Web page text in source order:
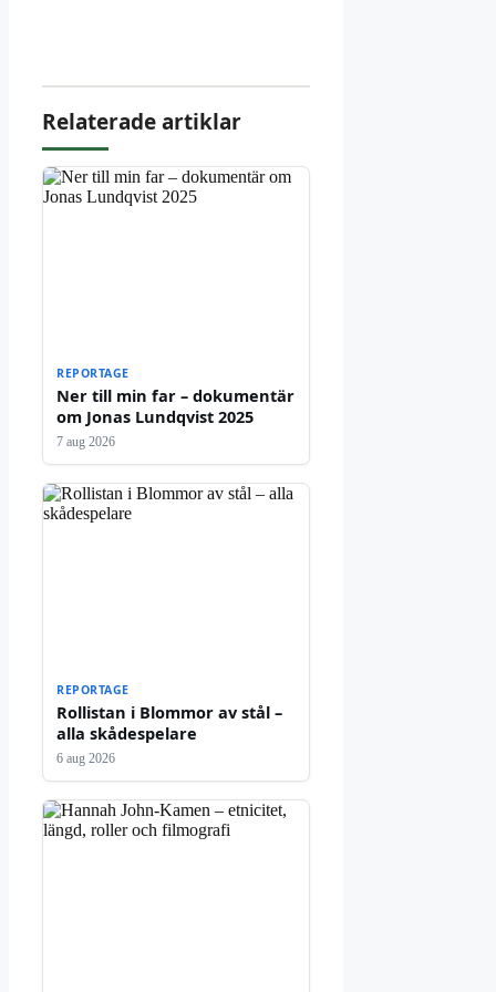
Relaterade artiklar
REPORTAGE
Ner till min far – dokumentär
om Jonas Lundqvist 2025
7 aug 2026
REPORTAGE
Rollistan i Blommor av stål –
alla skådespelare
6 aug 2026